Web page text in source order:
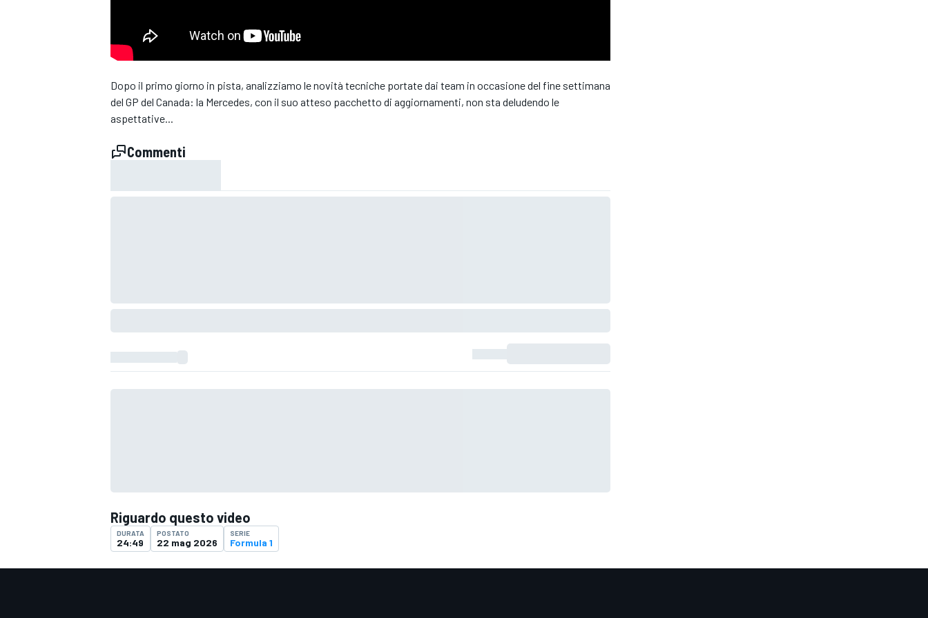
Dopo il primo giorno in pista, analizziamo le novità tecniche portate dai team in occasione del fine settimana
del GP del Canada: la Mercedes, con il suo atteso pacchetto di aggiornamenti, non sta deludendo le
aspettative...
Commenti
Riguardo questo video
DURATA
24:49
POSTATO
22 mag 2026
SERIE
Formula 1